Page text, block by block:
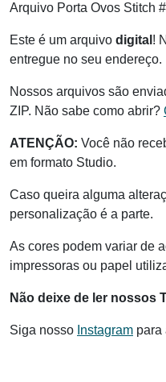
Arquivo Porta Ovos Stitch
Este é um arquivo digital !
entregue no seu endereço.
Nossos arquivos são
ZIP. Não sabe como abrir?
ATENÇÃO: Você não
em formato Studio.
Caso queira alguma
personalização é a parte.
As cores podem variar de
impressoras ou papel
Não deixe de ler nossos
Siga nosso Instagram para